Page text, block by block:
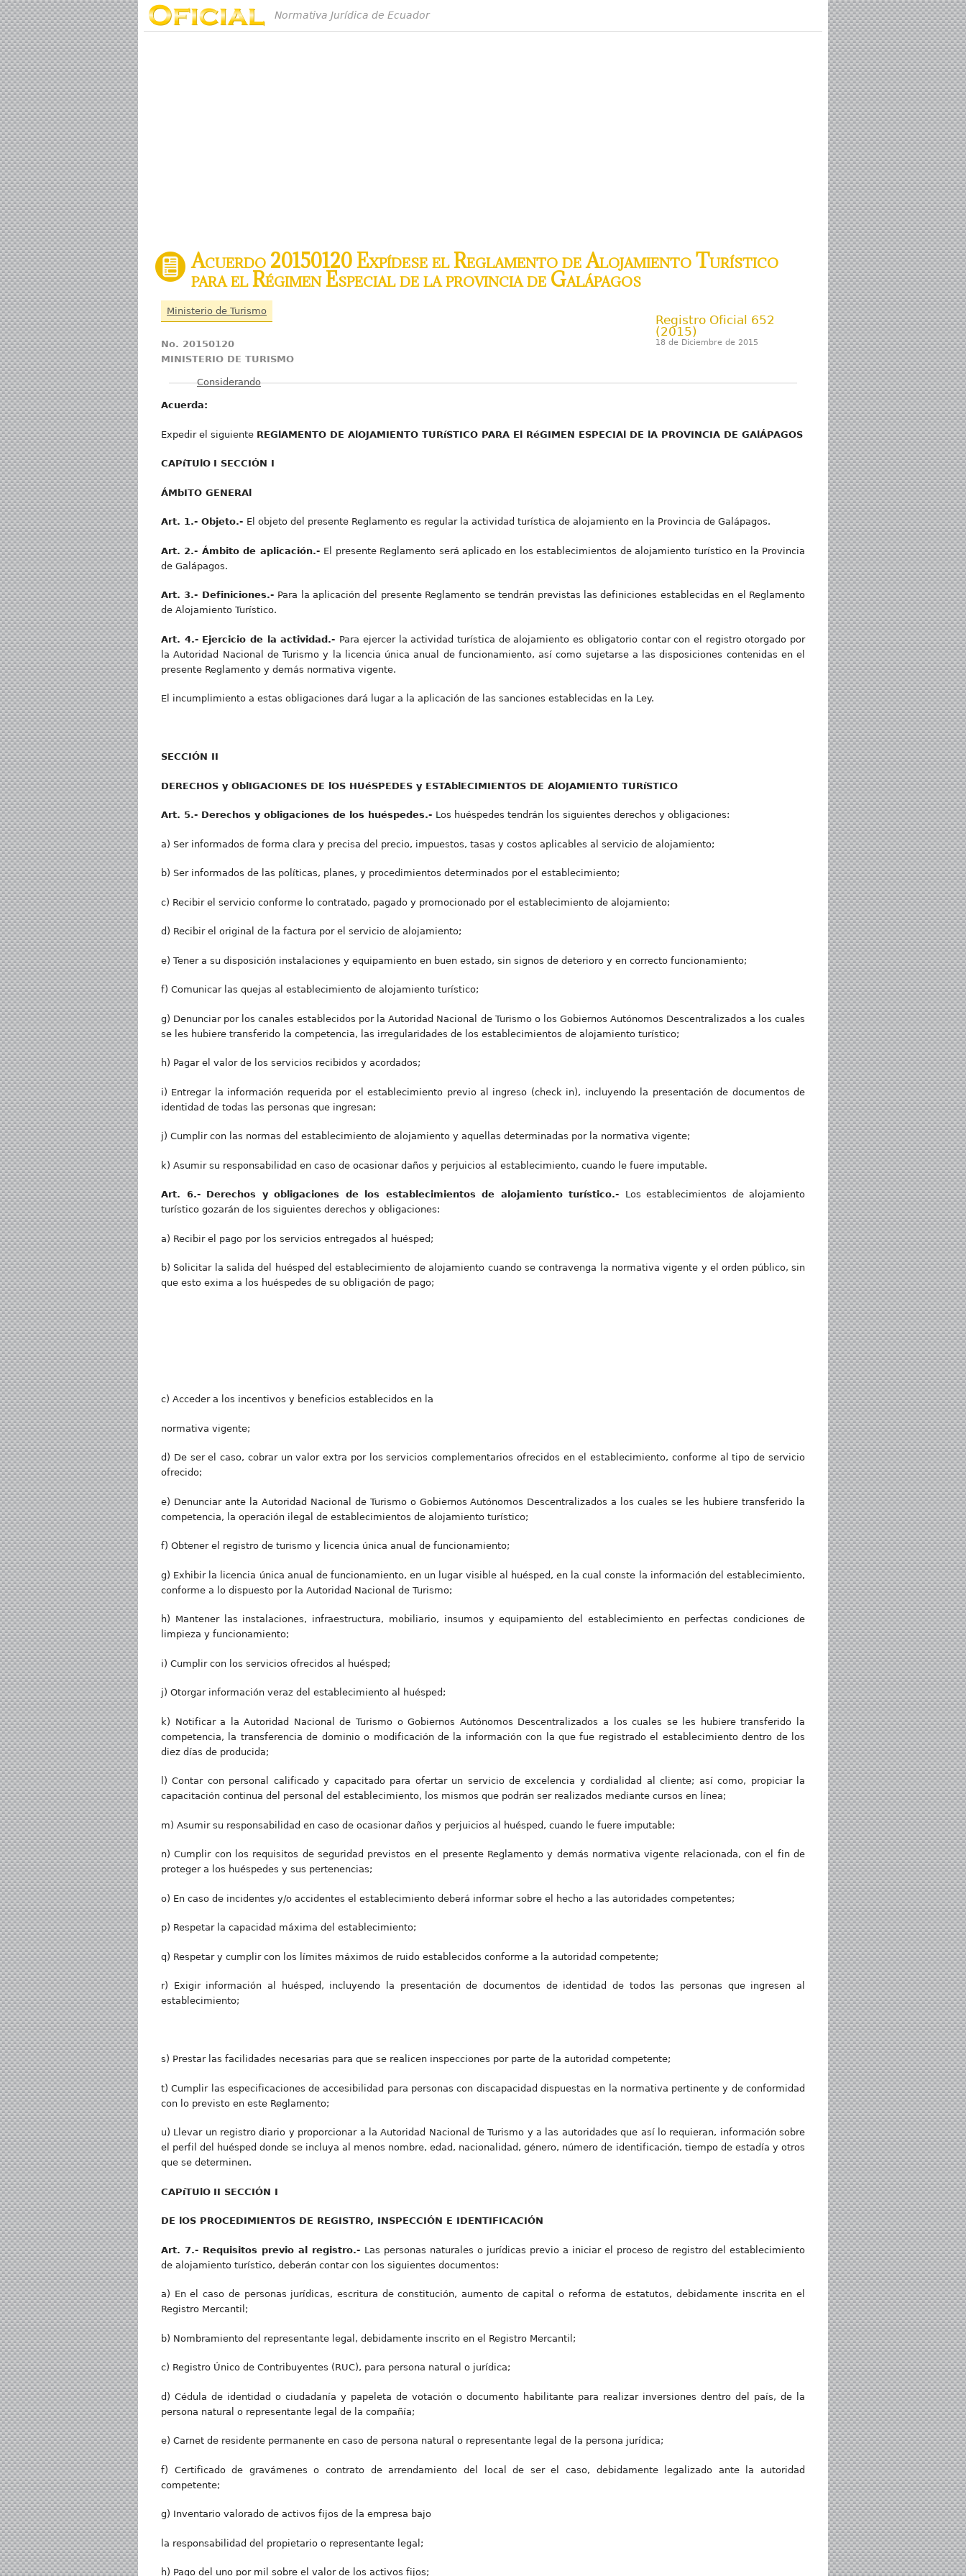
Normativa Jurídica de Ecuador
Acuerdo 20150120 Expídese el Reglamento de Alojamiento Turístico
para el Régimen Especial de la provincia de Galápagos
Ministerio de Turismo
Registro Oficial 652
(2015)
18 de Diciembre de 2015
No. 20150120
MINISTERIO DE TURISMO
Mostrar
Considerando
Acuerda:
Expedir el siguiente REGlAMENTO DE AlOJAMIENTO TURíSTICO PARA El RéGIMEN ESPECIAl DE lA PROVINCIA DE GAlÁPAGOS
CAPíTUl O I SECCIÓN I
ÁMbITO GENERAl
Art. 1.- Objeto.- El objeto del presente Reglamento es regular la actividad turística de alojamiento en la Provincia de Galápagos.
Art. 2.- Ámbito de aplicación.- El presente Reglamento será aplicado en los establecimientos de alojamiento turístico en la Provincia
de Galápagos.
Art. 3.- Definiciones.- Para la aplicación del presente Reglamento se tendrán previstas las definiciones establecidas en el Reglamento
de Alojamiento Turístico.
Art. 4.- Ejercicio de la actividad.- Para ejercer la actividad turística de alojamiento es obligatorio contar con el registro otorgado por
la Autoridad Nacional de Turismo y la licencia única anual de funcionamiento, así como sujetarse a las disposiciones contenidas en el
presente Reglamento y demás normativa vigente.
El incumplimiento a estas obligaciones dará lugar a la aplicación de las sanciones establecidas en la Ley.
SECCIÓN II
DERECHOS y OblIGACIONES DE lOS HUéSPEDES y ESTAblECIMIENTOS DE AlOJAMIENTO TURíSTICO
Art. 5.- Derechos y obligaciones de los huéspedes.- Los huéspedes tendrán los siguientes derechos y obligaciones:
a) Ser informados de forma clara y precisa del precio, impuestos, tasas y costos aplicables al servicio de alojamiento;
b) Ser informados de las políticas, planes, y procedimientos determinados por el establecimiento;
c) Recibir el servicio conforme lo contratado, pagado y promocionado por el establecimiento de alojamiento;
d) Recibir el original de la factura por el servicio de alojamiento;
e) Tener a su disposición instalaciones y equipamiento en buen estado, sin signos de deterioro y en correcto funcionamiento;
f) Comunicar las quejas al establecimiento de alojamiento turístico;
g) Denunciar por los canales establecidos por la Autoridad Nacional de Turismo o los Gobiernos Autónomos Descentralizados a los cuales
se les hubiere transferido la competencia, las irregularidades de los establecimientos de alojamiento turístico;
h) Pagar el valor de los servicios recibidos y acordados;
i) Entregar la información requerida por el establecimiento previo al ingreso (check in), incluyendo la presentación de documentos de
identidad de todas las personas que ingresan;
j) Cumplir con las normas del establecimiento de alojamiento y aquellas determinadas por la normativa vigente;
k) Asumir su responsabilidad en caso de ocasionar daños y perjuicios al establecimiento, cuando le fuere imputable.
Art. 6.- Derechos y obligaciones de los establecimientos de alojamiento turístico.- Los establecimientos de alojamiento
turístico gozarán de los siguientes derechos y obligaciones:
a) Recibir el pago por los servicios entregados al huésped;
b) Solicitar la salida del huésped del establecimiento de alojamiento cuando se contravenga la normativa vigente y el orden público, sin
que esto exima a los huéspedes de su obligación de pago;
c) Acceder a los incentivos y beneficios establecidos en la
normativa vigente;
d) De ser el caso, cobrar un valor extra por los servicios complementarios ofrecidos en el establecimiento, conforme al tipo de servicio
ofrecido;
e) Denunciar ante la Autoridad Nacional de Turismo o Gobiernos Autónomos Descentralizados a los cuales se les hubiere transferido la
competencia, la operación ilegal de establecimientos de alojamiento turístico;
f) Obtener el registro de turismo y licencia única anual de funcionamiento;
g) Exhibir la licencia única anual de funcionamiento, en un lugar visible al huésped, en la cual conste la información del establecimiento,
conforme a lo dispuesto por la Autoridad Nacional de Turismo;
h) Mantener las instalaciones, infraestructura, mobiliario, insumos y equipamiento del establecimiento en perfectas condiciones de
limpieza y funcionamiento;
i) Cumplir con los servicios ofrecidos al huésped;
j) Otorgar información veraz del establecimiento al huésped;
k) Notificar a la Autoridad Nacional de Turismo o Gobiernos Autónomos Descentralizados a los cuales se les hubiere transferido la
competencia, la transferencia de dominio o modificación de la información con la que fue registrado el establecimiento dentro de los
diez días de producida;
l) Contar con personal calificado y capacitado para ofertar un servicio de excelencia y cordialidad al cliente; así como, propiciar la
capacitación continua del personal del establecimiento, los mismos que podrán ser realizados mediante cursos en línea;
m) Asumir su responsabilidad en caso de ocasionar daños y perjuicios al huésped, cuando le fuere imputable;
n) Cumplir con los requisitos de seguridad previstos en el presente Reglamento y demás normativa vigente relacionada, con el fin de
proteger a los huéspedes y sus pertenencias;
o) En caso de incidentes y/o accidentes el establecimiento deberá informar sobre el hecho a las autoridades competentes;
p) Respetar la capacidad máxima del establecimiento;
q) Respetar y cumplir con los límites máximos de ruido establecidos conforme a la autoridad competente;
r) Exigir información al huésped, incluyendo la presentación de documentos de identidad de todos las personas que ingresen al
establecimiento;
s) Prestar las facilidades necesarias para que se realicen inspecciones por parte de la autoridad competente;
t) Cumplir las especificaciones de accesibilidad para personas con discapacidad dispuestas en la normativa pertinente y de conformidad
con lo previsto en este Reglamento;
u) Llevar un registro diario y proporcionar a la Autoridad Nacional de Turismo y a las autoridades que así lo requieran, información sobre
el perfil del huésped donde se incluya al menos nombre, edad, nacionalidad, género, número de identificación, tiempo de estadía y otros
que se determinen.
CAPíTUlO II SECCIÓN I
DE lOS PROCEDIMIENTOS DE REGISTRO, INSPECCIÓN E IDENTIFICACIÓN
Art. 7.- Requisitos previo al registro.- Las personas naturales o jurídicas previo a iniciar el proceso de registro del establecimiento
de alojamiento turístico, deberán contar con los siguientes documentos:
a) En el caso de personas jurídicas, escritura de constitución, aumento de capital o reforma de estatutos, debidamente inscrita en el
Registro Mercantil;
b) Nombramiento del representante legal, debidamente inscrito en el Registro Mercantil;
c) Registro Único de Contribuyentes (RUC), para persona natural o jurídica;
d) Cédula de identidad o ciudadanía y papeleta de votación o documento habilitante para realizar inversiones dentro del país, de la
persona natural o representante legal de la compañía;
e) Carnet de residente permanente en caso de persona natural o representante legal de la persona jurídica;
f) Certificado de gravámenes o contrato de arrendamiento del local de ser el caso, debidamente legalizado ante la autoridad
competente;
g) Inventario valorado de activos fijos de la empresa bajo
la responsabilidad del propietario o representante legal;
h) Pago del uno por mil sobre el valor de los activos fijos;